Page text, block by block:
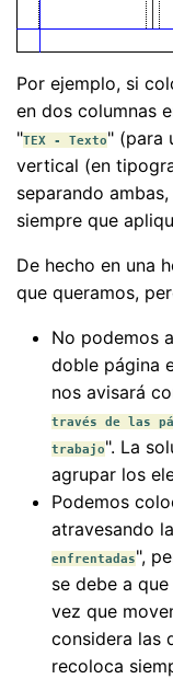
Por ejemplo, si
en dos columnas
"TEX - Texto" (para
vertical (en
separando
siempre que
De hecho en una
que queramos,
No podemos
doble página
nos avisará
través de las
trabajo". La
agrupar los
Podemos
atravesando
enfrentadas",
se debe a
vez que
considera las
recoloca